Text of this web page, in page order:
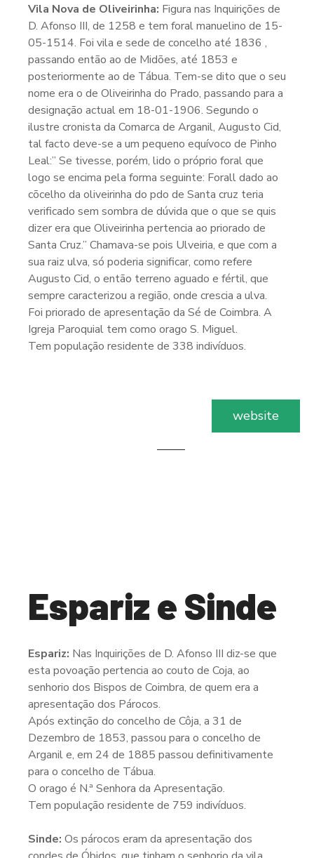
Vila Nova de Oliveirinha: Figura nas Inquirições de
D. Afonso III, de 1258 e tem foral manuelino de 15-
05-1514. Foi vila e sede de concelho até 1836 ,
passando então ao de Midões, até 1853 e
posteriormente ao de Tábua. Tem-se dito que o seu
nome era o de Oliveirinha do Prado, passando para a
designação actual em 18-01-1906. Segundo o
ilustre cronista da Comarca de Arganil, Augusto Cid,
tal facto deve-se a um pequeno equívoco de Pinho
Leal:” Se tivesse, porém, lido o próprio foral que
logo se encima pela forma seguinte: Forall dado ao
cõcelho da oliveirinha do pdo de Santa cruz teria
verificado sem sombra de dúvida que o que se quis
dizer era que Oliveirinha pertencia ao priorado de
Santa Cruz.” Chamava-se pois Ulveiria, e que com a
sua raiz ulva, só poderia significar, como refere
Augusto Cid, o então terreno aguado e fértil, que
sempre caracterizou a região, onde crescia a ulva.
Foi priorado de apresentação da Sé de Coimbra. A
Igreja Paroquial tem como orago S. Miguel.
Tem população residente de 338 indivíduos.
website
Espariz e Sinde
Espariz: Nas Inquirições de D. Afonso III diz-se que
esta povoação pertencia ao couto de Coja, ao
senhorio dos Bispos de Coimbra, de quem era a
apresentação dos Párocos.
Após extinção do concelho de Côja, a 31 de
Dezembro de 1853, passou para o concelho de
Arganil e, em 24 de 1885 passou definitivamente
para o concelho de Tábua.
O orago é N.ª Senhora da Apresentação.
Tem população residente de 759 indivíduos.
Sinde: Os párocos eram da apresentação dos